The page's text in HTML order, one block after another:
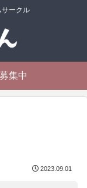
サークル
集中
2023.09.01